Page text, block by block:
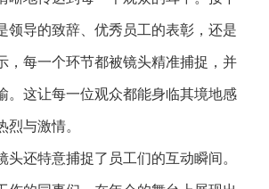
领导的致辞、优秀员工的表彰，还是
，每一个环节都被镜头精准捕捉，并
。这让每一位观众都能身临其境地感
烈与激情。
头还特意捕捉了员工们的互动瞬间。